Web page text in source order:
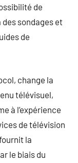
de
sondages et
de
change la
télévisuel,
à l’expérience
de télévision
la
le biais du